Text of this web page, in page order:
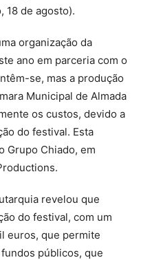
18 de agosto).
organização da
ano em parceria com o
se, mas a produção
Municipal de Almada
os custos, devido a
do festival. Esta
Grupo Chiado, em
revelou que
do festival, com um
euros, que permite
públicos, que